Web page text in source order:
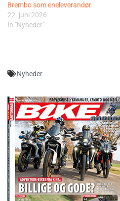
Brembo som eneleverandør
22. juni 2026
In "Nyheder"
Nyheder